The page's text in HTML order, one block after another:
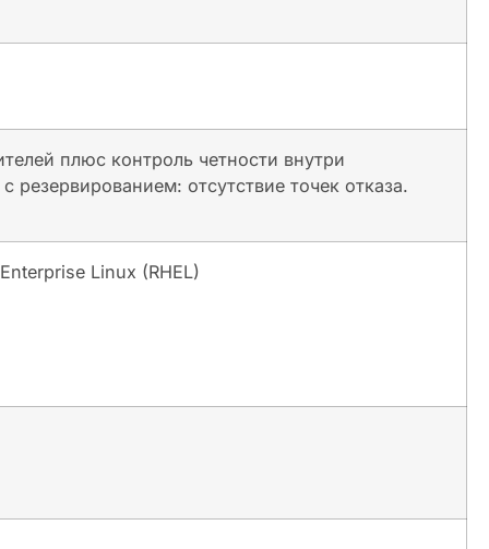
плюс контроль четности внутри
отсутствие точек отказа.
Linux (RHEL)